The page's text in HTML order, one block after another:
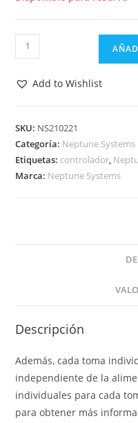
ENERGY
BAR
Systems
cantidad
Add to Wishlist
SKU: NS210221
Categoría: Neptune Systems
Etiquetas: controlador,
Marca: Neptune Systems
Descripción
Además, cada toma
independiente de la
individuales para cada
para obtener más